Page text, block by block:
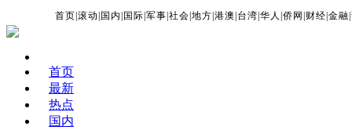
首页 |滚动 国内 国际 |军事 |社会 |地方 |港澳 台湾 |华人 |侨网 财经 |金融 |
首页
最新
热点
国内